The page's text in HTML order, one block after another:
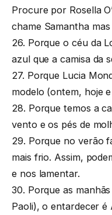
Procure por Rosella
chame Samantha mas
26. Porque o céu da
azul que a camisa da
27. Porque Lucia
modelo (ontem, hoje
28. Porque temos a
vento e os pés de
29. Porque no verão
mais frio. Assim,
e nos lamentar.
30. Porque as
Paoli), o entardecer